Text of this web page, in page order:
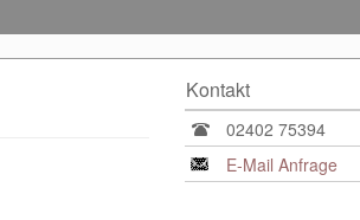
Kontakt
02402 75394
E-Mail Anfrage